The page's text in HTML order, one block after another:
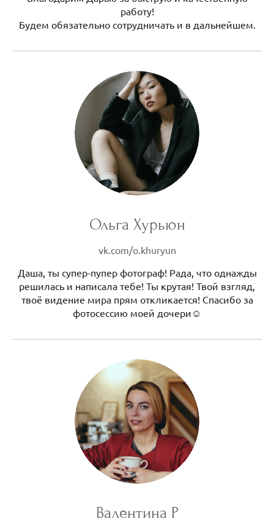
работу!
Будем обязательно сотрудничать и в дальнейшем.
Ольга Хурьюн
vk.com/o.khuryun
Даша, ты супер-пупер фотограф! Рада, что однажды
решилась и написала тебе! Ты крутая! Твой взгляд,
твоё видение мира прям откликается! Спасибо за
фотосессию моей дочери☺
Валентина Р